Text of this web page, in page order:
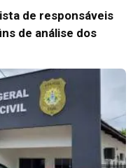
de responsáveis
de análise dos